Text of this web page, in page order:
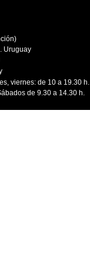
Uruguay
viernes: de 10 a 19.30 h.
de 9.30 a 14.30 h.